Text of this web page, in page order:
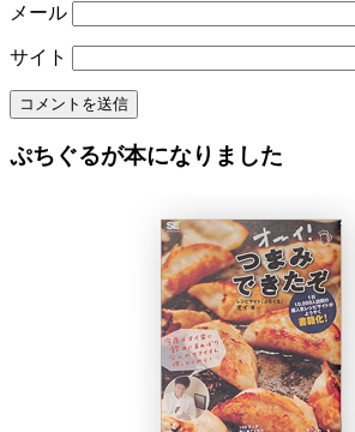
メール
サイト
ぷちぐるが本になりました